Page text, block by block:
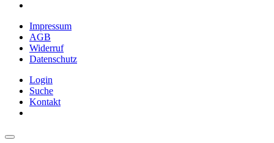
Impressum
AGB
Widerruf
Datenschutz
Login
Suche
Kontakt